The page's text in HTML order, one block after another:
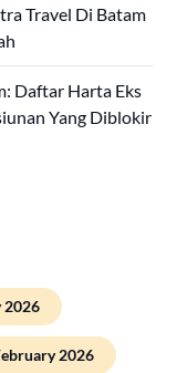
Travel Di Batam
Daftar Harta Eks
Yang Diblokir
2026
2026